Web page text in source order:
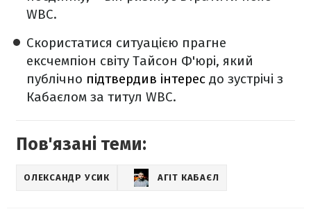
WBC.
Скористатися ситуацією прагне
ексчемпіон світу Тайсон Ф'юрі, який
публічно підтвердив інтерес до зустрічі з
Кабаєлом за титул WBC.
Пов'язані теми:
ОЛЕКСАНДР УСИК АГІТ КАБАЄЛ